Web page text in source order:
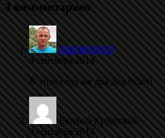
3 комментариев
ДВИЖЕНЕЦ
9 сентября 2014
В этом году аж два дня будет!
Евгений Кубарский
9 сентября 2014